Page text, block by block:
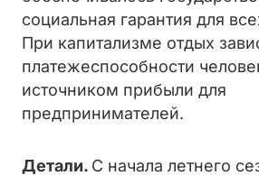
социальная гарантия для
При капитализме отдых
платежеспособности
источником прибыли для
предпринимателей.
Детали. С начала летнего